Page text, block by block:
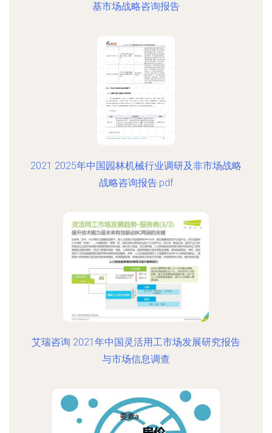
基市场战略咨询报告
2021 2025年中国园林机械行业调研及非市场战略
战略咨询报告.pdf
艾瑞咨询 2021年中国灵活用工市场发展研究报告
与市场信息调查